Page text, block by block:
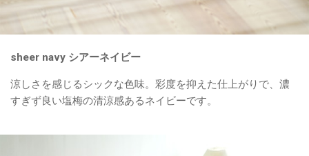
sheer navy シアーネイビー
涼しさを感じるシックな色味。彩度を抑えた仕上がりで、濃
すぎず良い塩梅の清涼感あるネイビーです。